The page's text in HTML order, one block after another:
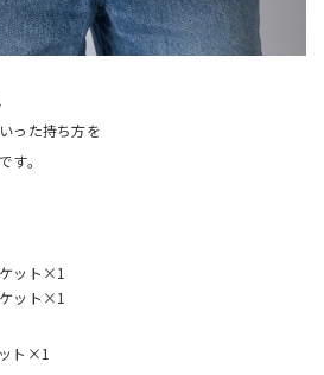
った持ち方を
す。
ット×1
ット×1
ト×1